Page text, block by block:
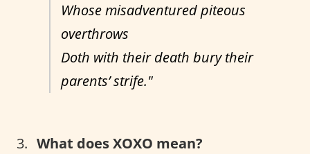
Whose misadventured piteous
overthrows
Doth with their death bury their
parents’ strife."
What does XOXO mean?